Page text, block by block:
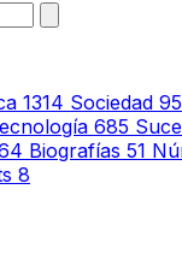
1314 Sociedad
685
Biografías 51
8